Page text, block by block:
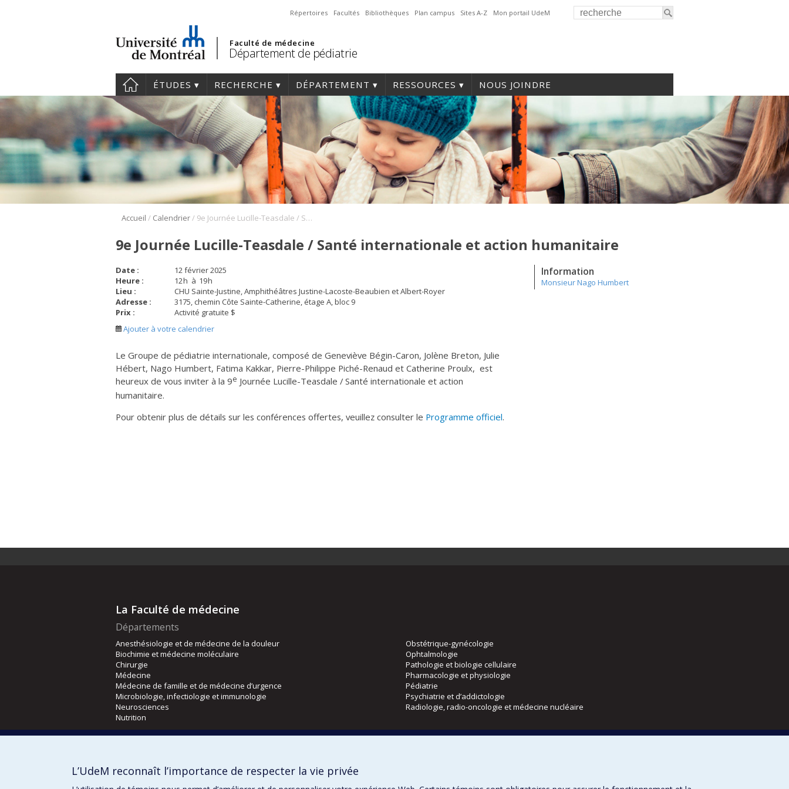
Répertoires Facultés Bibliothèques Plan campus Sites A-Z Mon portail UdeM
Faculté de médecine
Département de pédiatrie
ÉTUDES RECHERCHE DÉPARTEMENT RESSOURCES NOUS JOINDRE
Accueil / Calendrier/ 9e Journée Lucille-Teasdale / Santé internationale et action humanitaire
9e Journée Lucille-Teasdale / Santé internationale et action humanitaire
Date :
12 février 2025
Heure :
12h à 19h
Lieu :
CHU Sainte-Justine, Amphithéâtres Justine-Lacoste-Beaubien et Albert-Royer
Adresse :
3175, chemin Côte Sainte-Catherine, étage A, bloc 9
Prix :
Activité gratuite $
Ajouter à votre calendrier
Information
Monsieur Nago Humbert
Le Groupe de pédiatrie internationale, composé de Geneviève Bégin-Caron, Jolène Breton, Julie
Hébert, Nago Humbert, Fatima Kakkar, Pierre-Philippe Piché-Renaud et Catherine Proulx, est
heureux de vous inviter à la 9e Journée Lucille-Teasdale / Santé internationale et action
humanitaire.
Pour obtenir plus de détails sur les conférences offertes, veuillez consulter le Programme officiel.
La Faculté de médecine
Départements
Anesthésiologie et de médecine de la douleur
Biochimie et médecine moléculaire
Chirurgie
Médecine
Médecine de famille et de médecine d’urgence
Microbiologie, infectiologie et immunologie
Neurosciences
Nutrition
Obstétrique-gynécologie
Ophtalmologie
Pathologie et biologie cellulaire
Pharmacologie et physiologie
Pédiatrie
Psychiatrie et d’addictologie
Radiologie, radio-oncologie et médecine nucléaire
Orthophonie et audiologie
L’UdeM reconnaît l’importance de respecter la vie privée